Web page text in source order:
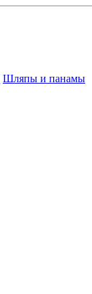
Шляпы и панамы